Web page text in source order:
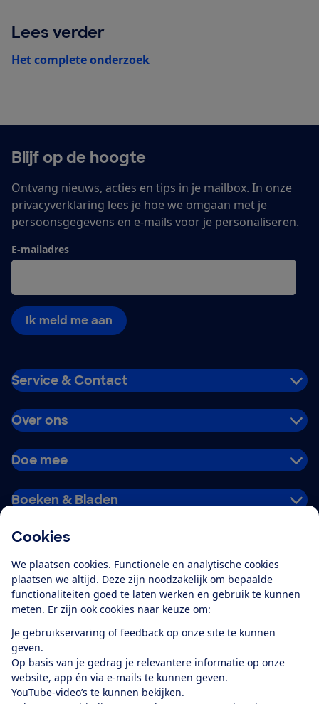
Cookies
We plaatsen cookies. Functionele en analytische cookies
plaatsen we altijd. Deze zijn noodzakelijk om bepaalde
functionaliteiten goed te laten werken en gebruik te kunnen
meten. Er zijn ook cookies naar keuze om:
Je gebruikservaring of feedback op onze site te kunnen
geven.
Op basis van je gedrag je relevantere informatie op onze
website, app én via e-mails te kunnen geven.
YouTube-video’s te kunnen bekijken.
Lees verder
Het complete onderzoek
Blijf op de hoogte
Ontvang nieuws, acties en tips in je mailbox. In onze
privacyverklaring lees je hoe we omgaan met je
persoonsgegevens en e-mails voor je personaliseren.
E-mailadres
Ik meld me aan
Service & Contact
Over ons
Doe mee
Boeken & Bladen
Alles over de
app
Algemene Voorwaarden
Privacyverklaring
Cookiebeleid
Privacyvoorkeuren